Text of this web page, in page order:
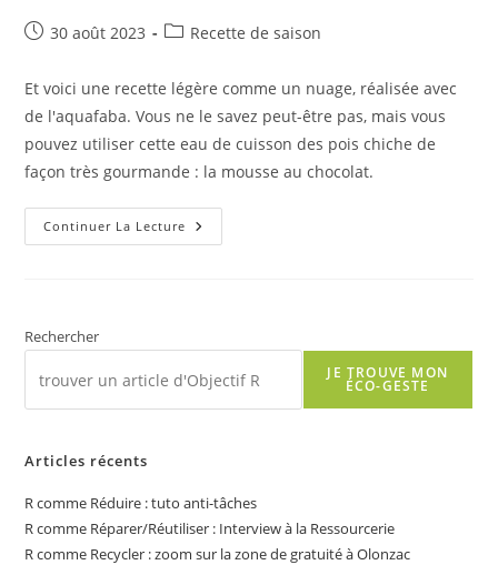
Publication
30 août 2023
PostRecette de saison
Et voici une recette légère comme un nuage, réalisée avec
de l'aquafaba. Vous ne le savez peut-être pas, mais vous
pouvez utiliser cette eau de cuisson des pois chiche de
façon très gourmande : la mousse au chocolat.
Continuer La Lecture R
Comme
Pois
?
Chiche
!
Rechercher
JE TROUVE MON
ÉCO-GESTE
Articles récents
R comme Réduire : tuto anti-tâches
R comme Réparer/Réutiliser : Interview à la Ressourcerie
R comme Recycler : zoom sur la zone de gratuité à Olonzac